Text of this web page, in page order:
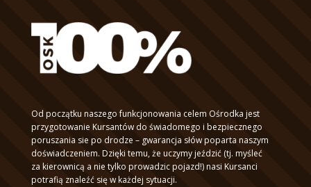
Od początku naszego funkcjonowania celem Ośrodka jest
przygotowanie Kursantów do świadomego i bezpiecznego
poruszania sie po drodze – gwarancja słów poparta naszym
doświadczeniem. Dzięki temu, że uczymy jeździć (tj. myśleć
za kierownicą a nie tylko prowadzic pojazd!) nasi Kursanci
potrafią znaleźć się w każdej sytuacji.